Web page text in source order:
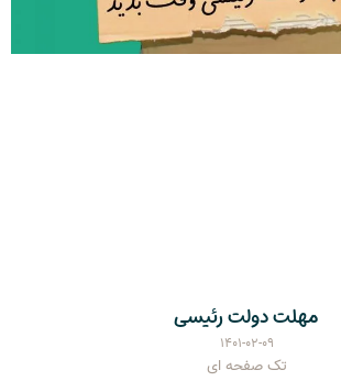
مهلت دولت رئیسی
۱۴۰۱-۰۲-۰۹
تک صفحه ای